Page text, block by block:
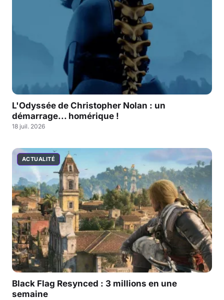
L'Odyssée de Christopher Nolan : un
démarrage... homérique !
18 juil. 2026
ACTUALITÉ
Black Flag Resynced : 3 millions en une
semaine